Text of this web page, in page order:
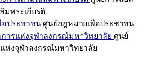
มพระเกียรติ
อประชาชน ศูนย์กฎหมายเพื่อประชาชน
ารแห่งจุฬาลงกรณ์มหาวิทยาลัย ศูนย์
ห่งจุฬาลงกรณ์มหาวิทยาลัย